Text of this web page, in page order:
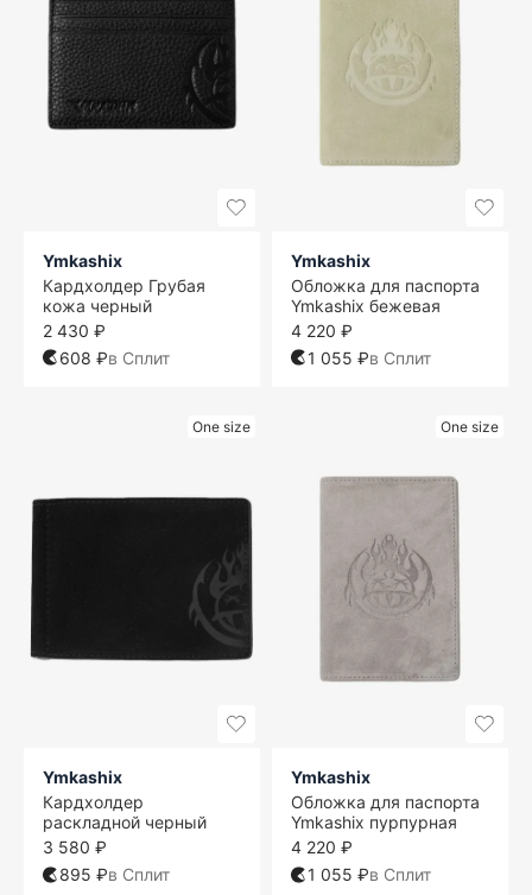
Ymkashix
Кардхолдер Грубая
кожа черный
2 430 ₽
608 ₽в Сплит
Ymkashix
Обложка для паспорта
Ymkashix бежевая
4 220 ₽
1 055 ₽в Сплит
One size
Ymkashix
Кардхолдер
раскладной черный
3 580 ₽
895 ₽в Сплит
One size
Ymkashix
Обложка для паспорта
Ymkashix пурпурная
4 220 ₽
1 055 ₽в Сплит